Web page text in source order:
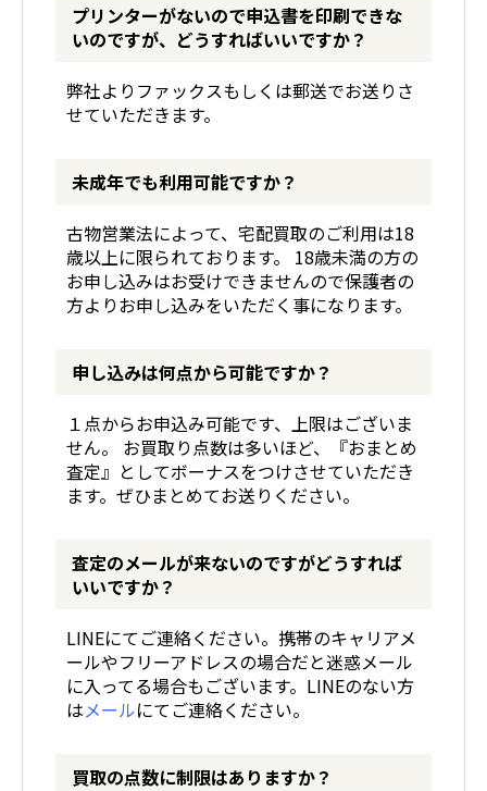
プリンターがないので申込書を印刷できな
いのですが、どうすればいいですか？
弊社よりファックスもしくは郵送でお送りさ
せていただきます。
未成年でも利用可能ですか？
古物営業法によって、宅配買取のご利用は18
歳以上に限られております。 18歳未満の方の
お申し込みはお受けできませんので保護者の
方よりお申し込みをいただく事になります。
申し込みは何点から可能ですか？
１点からお申込み可能です、上限はございま
せん。 お買取り点数は多いほど、『おまとめ
査定』としてボーナスをつけさせていただき
ます。ぜひまとめてお送りください。
査定のメールが来ないのですがどうすれば
いいですか？
LINEにてご連絡ください。携帯のキャリアメ
ールやフリーアドレスの場合だと迷惑メール
に入ってる場合もございます。LINEのない方
はメールにてご連絡ください。
買取の点数に制限はありますか？